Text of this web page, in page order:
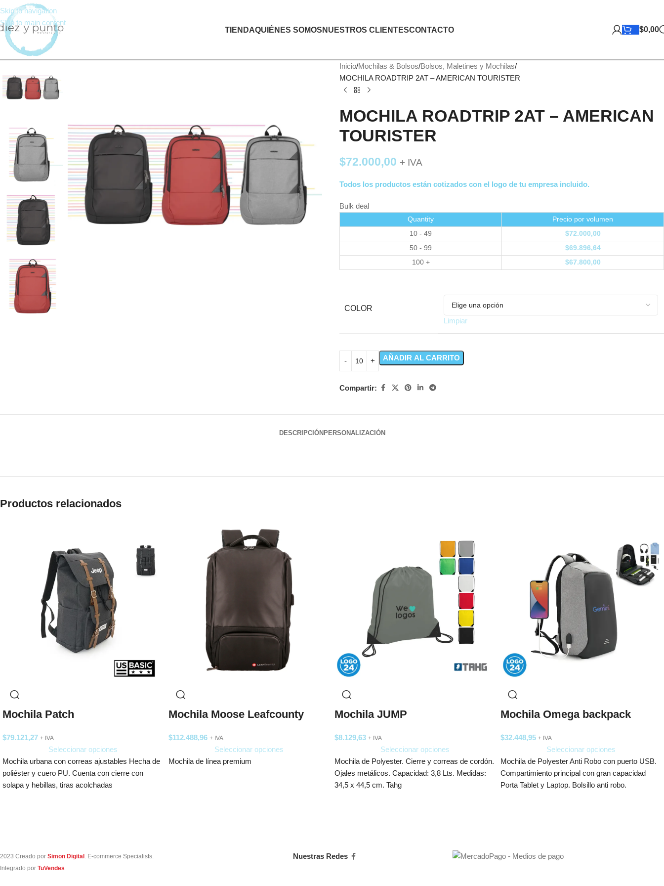
Skip to navigation
Skip to main content
TIENDAQUIÉNES SOMOS NUESTROS CLIENTESCONTACTO $0,00
Inicio Mochilas & Bolsos Bolsos, Maletines y Mochilas
MOCHILA ROADTRIP 2AT – AMERICAN TOURISTER
MOCHILA ROADTRIP 2AT – AMERICAN
TOURISTER
$72.000,00 + IVA
Todos los productos están cotizados con el logo de tu empresa incluido.
Bulk deal
Quantity
Precio por volumen
10 - 49
$72.000,00
50 - 99
$69.896,64
100 +
$67.800,00
COLOR
Limpiar
AÑADIR AL CARRITO
Compartir:
DESCRIPCIÓN PERSONALIZACIÓN
Productos relacionados
Mochila Patch
$79.121,27 + IVA
Seleccionar opciones
Mochila urbana con correas ajustables Hecha de
poliéster y cuero PU. Cuenta con cierre con
solapa y hebillas, tiras acolchadas
Mochila Moose Leafcounty
$112.488,96 + IVA
Seleccionar opciones
Mochila de línea premium
Mochila JUMP
$8.129,63 + IVA
Seleccionar opciones
Mochila de Polyester. Cierre y correas de cordón.
Ojales metálicos. Capacidad: 3,8 Lts. Medidas:
34,5 x 44,5 cm. Tahg
Mochila Omega backpack
$32.448,95 + IVA
Seleccionar opciones
Mochila de Polyester Anti Robo con puerto USB.
Compartimiento principal con gran capacidad
Porta Tablet y Laptop. Bolsillo anti robo.
2023 Creado por Simon Digital . E-commerce Specialists.
Integrado por TuVendes
Nuestras Redes